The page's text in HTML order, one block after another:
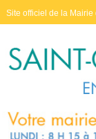
Site officiel de la